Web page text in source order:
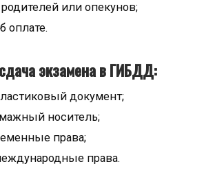
или опекунов;
оплате.
экзамена в ГИБДД:
документ;
носитель;
права;
права.